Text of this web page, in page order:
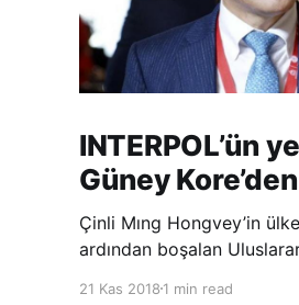
INTERPOL’ün
Güney Kore’den
Çinli Mıng Hongvey’in
ardından boşalan
21 Kas 2018 1 min read